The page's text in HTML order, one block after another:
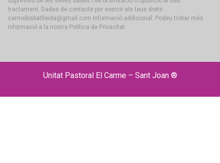
tractament. Dades de contacte per exercir els teus drets:
carmebisbatlleida@gmail.com Informació addicional: Podeu trobar més
informació a la nostra Política de Privacitat.
Unitat Pastoral El Carme – Sant Joan ®